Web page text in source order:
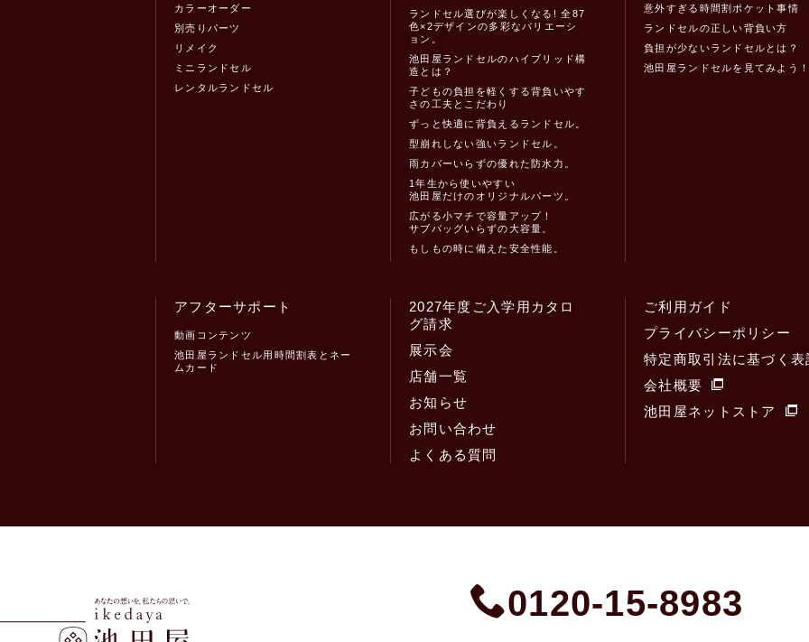
カラーオーダー
別売りパーツ
リメイク
ミニランドセル
レンタルランドセル
ランドセル選びが楽しくなる! 全87
色×2デザインの多彩なバリエーシ
ョン。
池田屋ランドセルのハイブリッド構
造とは？
子どもの負担を軽くする背負いやす
さの工夫とこだわり
ずっと快適に背負えるランドセル。
型崩れしない強いランドセル。
雨カバーいらずの優れた防水力。
1年生から使いやすい
池田屋だけのオリジナルパーツ。
広がる小マチで容量アップ！
サブバッグいらずの大容量。
もしもの時に備えた安全性能。
意外すぎる時間割ポケット事情
ランドセルの正しい背負い方
負担が少ないランドセルとは？
池田屋ランドセルを見てみよう
アフターサポート
動画コンテンツ
池田屋ランドセル用時間割表とネー
ムカード
2027年度ご入学用カタロ
グ請求
展示会
店舗一覧
お知らせ
お問い合わせ
よくある質問
ご利用ガイド
プライバシーポリシー
特定商取引法に基づく表
会社概要
池田屋ネットストア
0120-15-8983